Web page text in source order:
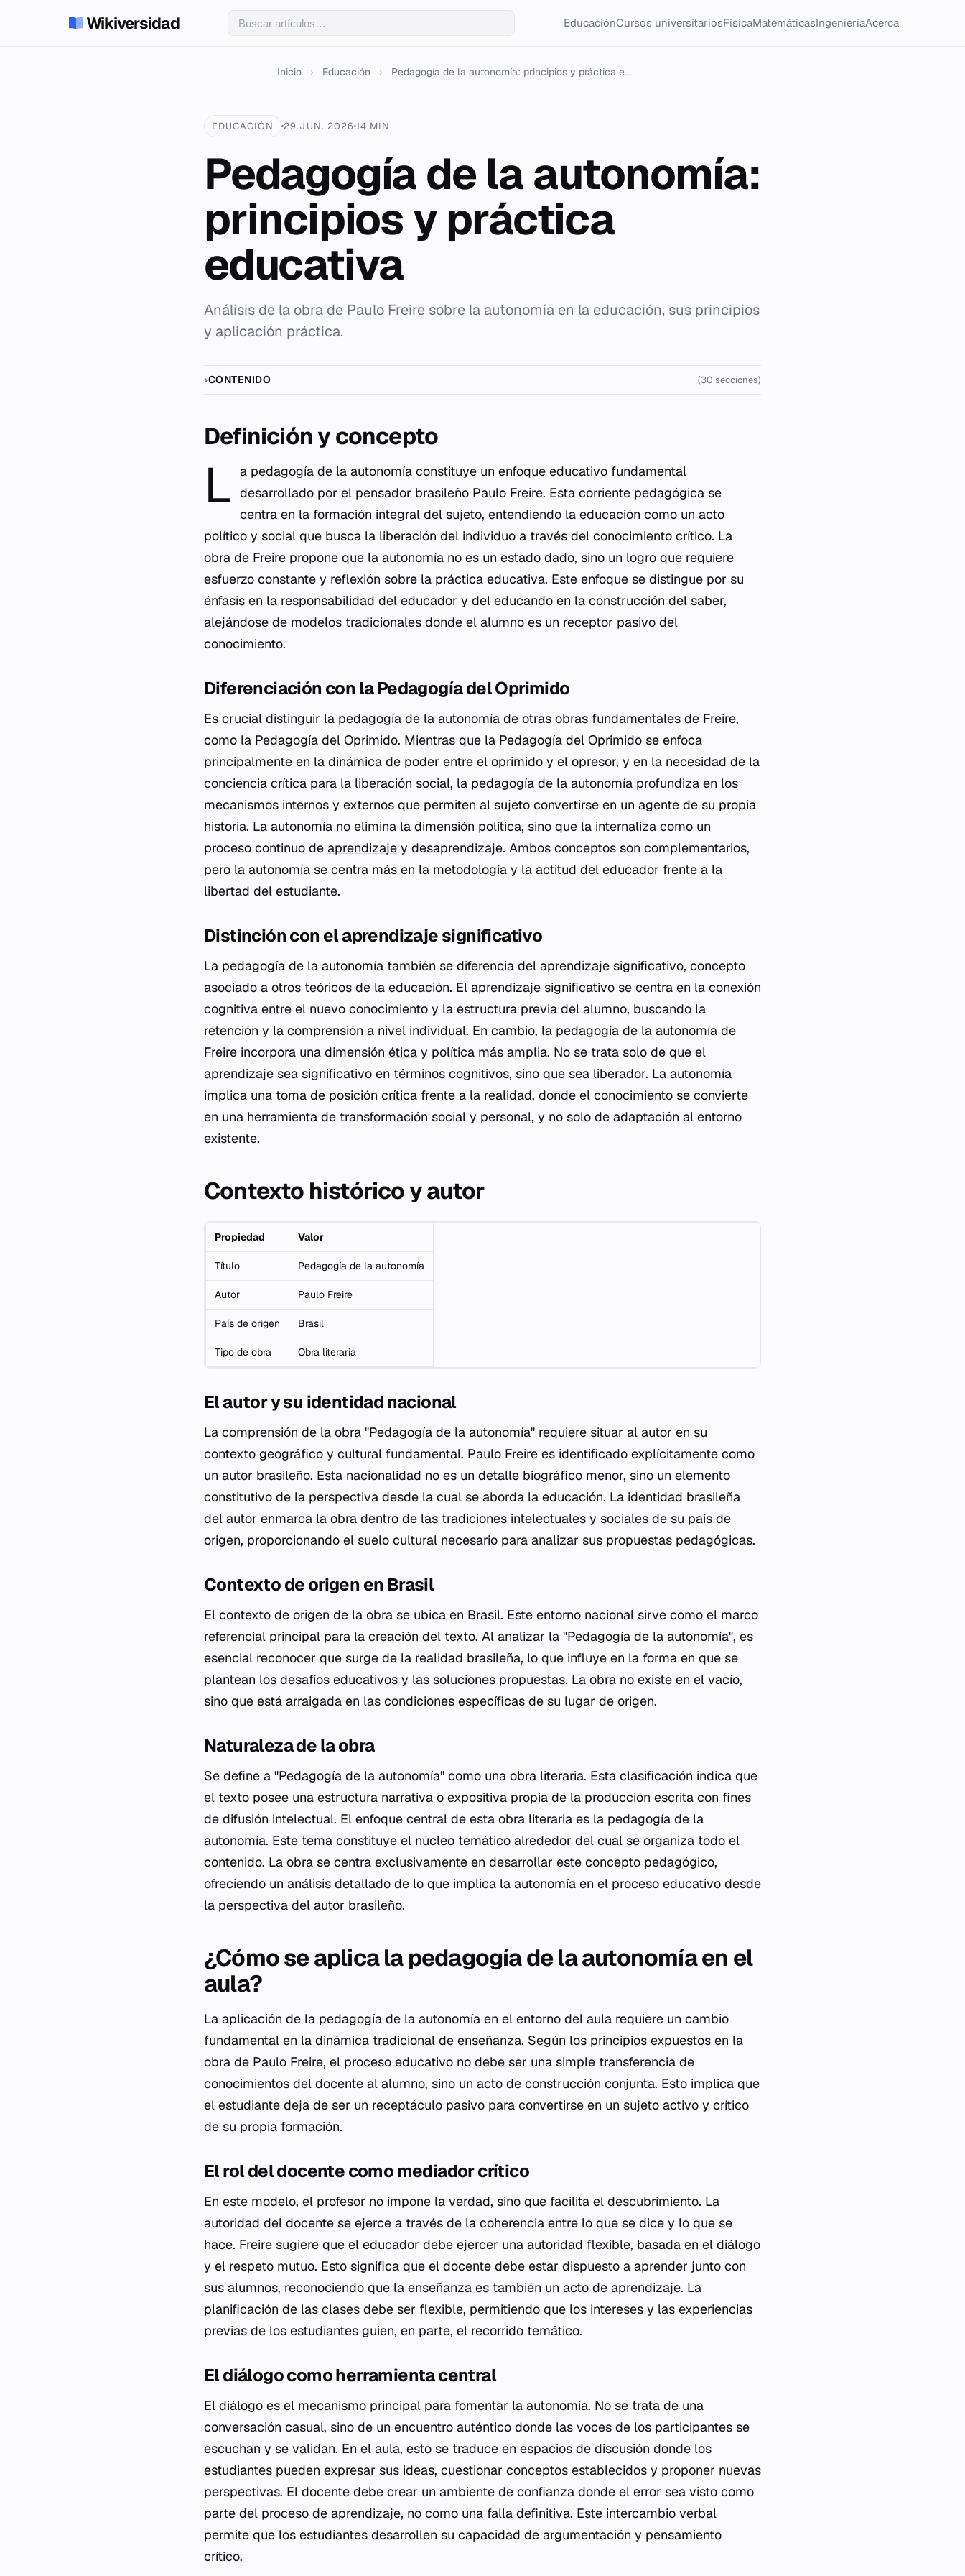
Wikiversidad EducaciónCursos universitariosFísicaMatemáticasIngenieríaAcerca
Inicio › Educación › Pedagogía de la autonomía: principios y práctica e...
EDUCACIÓN 29 JUN. 2026 14 MIN
Pedagogía de la autonomía:
principios y práctica
educativa
Análisis de la obra de Paulo Freire sobre la autonomía en la educación, sus principios
y aplicación práctica.
CONTENIDO (30 secciones)
Definición y concepto
L a pedagogía de la autonomía constituye un enfoque educativo fundamental
desarrollado por el pensador brasileño Paulo Freire. Esta corriente pedagógica se
centra en la formación integral del sujeto, entendiendo la educación como un acto
político y social que busca la liberación del individuo a través del conocimiento crítico. La
obra de Freire propone que la autonomía no es un estado dado, sino un logro que requiere
esfuerzo constante y reflexión sobre la práctica educativa. Este enfoque se distingue por su
énfasis en la responsabilidad del educador y del educando en la construcción del saber,
alejándose de modelos tradicionales donde el alumno es un receptor pasivo del
conocimiento.
Diferenciación con la Pedagogía del Oprimido
Es crucial distinguir la pedagogía de la autonomía de otras obras fundamentales de Freire,
como la Pedagogía del Oprimido. Mientras que la Pedagogía del Oprimido se enfoca
principalmente en la dinámica de poder entre el oprimido y el opresor, y en la necesidad de la
conciencia crítica para la liberación social, la pedagogía de la autonomía profundiza en los
mecanismos internos y externos que permiten al sujeto convertirse en un agente de su propia
historia. La autonomía no elimina la dimensión política, sino que la internaliza como un
proceso continuo de aprendizaje y desaprendizaje. Ambos conceptos son complementarios,
pero la autonomía se centra más en la metodología y la actitud del educador frente a la
libertad del estudiante.
Distinción con el aprendizaje significativo
La pedagogía de la autonomía también se diferencia del aprendizaje significativo, concepto
asociado a otros teóricos de la educación. El aprendizaje significativo se centra en la conexión
cognitiva entre el nuevo conocimiento y la estructura previa del alumno, buscando la
retención y la comprensión a nivel individual. En cambio, la pedagogía de la autonomía de
Freire incorpora una dimensión ética y política más amplia. No se trata solo de que el
aprendizaje sea significativo en términos cognitivos, sino que sea liberador. La autonomía
implica una toma de posición crítica frente a la realidad, donde el conocimiento se convierte
en una herramienta de transformación social y personal, y no solo de adaptación al entorno
existente.
Contexto histórico y autor
Propiedad Valor
Título Pedagogía de la autonomía
Autor Paulo Freire
País de origen Brasil
Tipo de obra Obra literaria
El autor y su identidad nacional
La comprensión de la obra "Pedagogía de la autonomía" requiere situar al autor en su
contexto geográfico y cultural fundamental. Paulo Freire es identificado explícitamente como
un autor brasileño. Esta nacionalidad no es un detalle biográfico menor, sino un elemento
constitutivo de la perspectiva desde la cual se aborda la educación. La identidad brasileña
del autor enmarca la obra dentro de las tradiciones intelectuales y sociales de su país de
origen, proporcionando el suelo cultural necesario para analizar sus propuestas pedagógicas.
Contexto de origen en Brasil
El contexto de origen de la obra se ubica en Brasil. Este entorno nacional sirve como el marco
referencial principal para la creación del texto. Al analizar la "Pedagogía de la autonomía", es
esencial reconocer que surge de la realidad brasileña, lo que influye en la forma en que se
plantean los desafíos educativos y las soluciones propuestas. La obra no existe en el vacío,
sino que está arraigada en las condiciones específicas de su lugar de origen.
Naturaleza de la obra
Se define a "Pedagogía de la autonomía" como una obra literaria. Esta clasificación indica que
el texto posee una estructura narrativa o expositiva propia de la producción escrita con fines
de difusión intelectual. El enfoque central de esta obra literaria es la pedagogía de la
autonomía. Este tema constituye el núcleo temático alrededor del cual se organiza todo el
contenido. La obra se centra exclusivamente en desarrollar este concepto pedagógico,
ofreciendo un análisis detallado de lo que implica la autonomía en el proceso educativo desde
la perspectiva del autor brasileño.
¿Cómo se aplica la pedagogía de la autonomía en el
aula?
La aplicación de la pedagogía de la autonomía en el entorno del aula requiere un cambio
fundamental en la dinámica tradicional de enseñanza. Según los principios expuestos en la
obra de Paulo Freire, el proceso educativo no debe ser una simple transferencia de
conocimientos del docente al alumno, sino un acto de construcción conjunta. Esto implica que
el estudiante deja de ser un receptáculo pasivo para convertirse en un sujeto activo y crítico
de su propia formación.
El rol del docente como mediador crítico
En este modelo, el profesor no impone la verdad, sino que facilita el descubrimiento. La
autoridad del docente se ejerce a través de la coherencia entre lo que se dice y lo que se
hace. Freire sugiere que el educador debe ejercer una autoridad flexible, basada en el diálogo
y el respeto mutuo. Esto significa que el docente debe estar dispuesto a aprender junto con
sus alumnos, reconociendo que la enseñanza es también un acto de aprendizaje. La
planificación de las clases debe ser flexible, permitiendo que los intereses y las experiencias
previas de los estudiantes guien, en parte, el recorrido temático.
El diálogo como herramienta central
El diálogo es el mecanismo principal para fomentar la autonomía. No se trata de una
conversación casual, sino de un encuentro auténtico donde las voces de los participantes se
escuchan y se validan. En el aula, esto se traduce en espacios de discusión donde los
estudiantes pueden expresar sus ideas, cuestionar conceptos establecidos y proponer nuevas
perspectivas. El docente debe crear un ambiente de confianza donde el error sea visto como
parte del proceso de aprendizaje, no como una falla definitiva. Este intercambio verbal
permite que los estudiantes desarrollen su capacidad de argumentación y pensamiento
crítico.